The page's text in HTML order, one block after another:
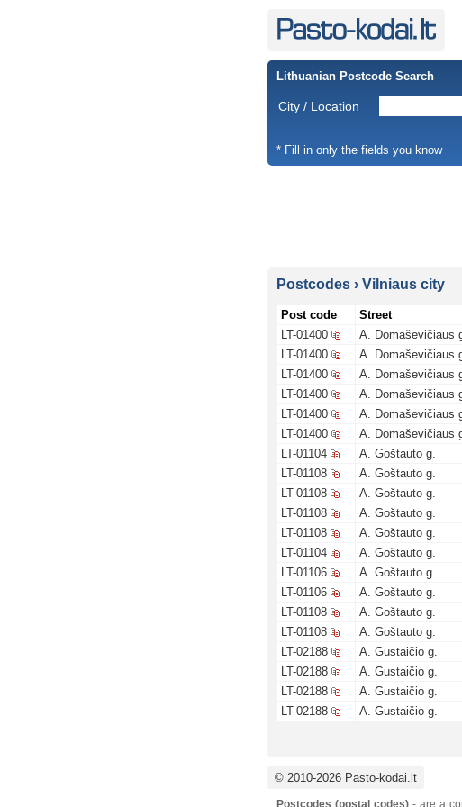
Lithuanian Postcode Search
City / Location
* Fill in only the fields you know
Postcodes › Vilniaus city
Post code Street
LT-01400
A. Domaševičiaus
LT-01400
A. Domaševičiaus
LT-01400
A. Domaševičiaus
LT-01400
A. Domaševičiaus
LT-01400
A. Domaševičiaus
LT-01400
A. Domaševičiaus
LT-01104
A. Goštauto g.
LT-01108
A. Goštauto g.
LT-01108
A. Goštauto g.
LT-01108
A. Goštauto g.
LT-01108
A. Goštauto g.
LT-01104
A. Goštauto g.
LT-01106
A. Goštauto g.
LT-01106
A. Goštauto g.
LT-01108
A. Goštauto g.
LT-01108
A. Goštauto g.
LT-02188
A. Gustaičio g.
LT-02188
A. Gustaičio g.
LT-02188
A. Gustaičio g.
LT-02188
A. Gustaičio g.
© 2010-2026 Pasto-kodai.lt
Postcodes (postal codes) - are a